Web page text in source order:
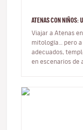
ATENAS CON NIÑOS:
Viajar a Atenas
mitología… pero
adecuados,
en escenarios de